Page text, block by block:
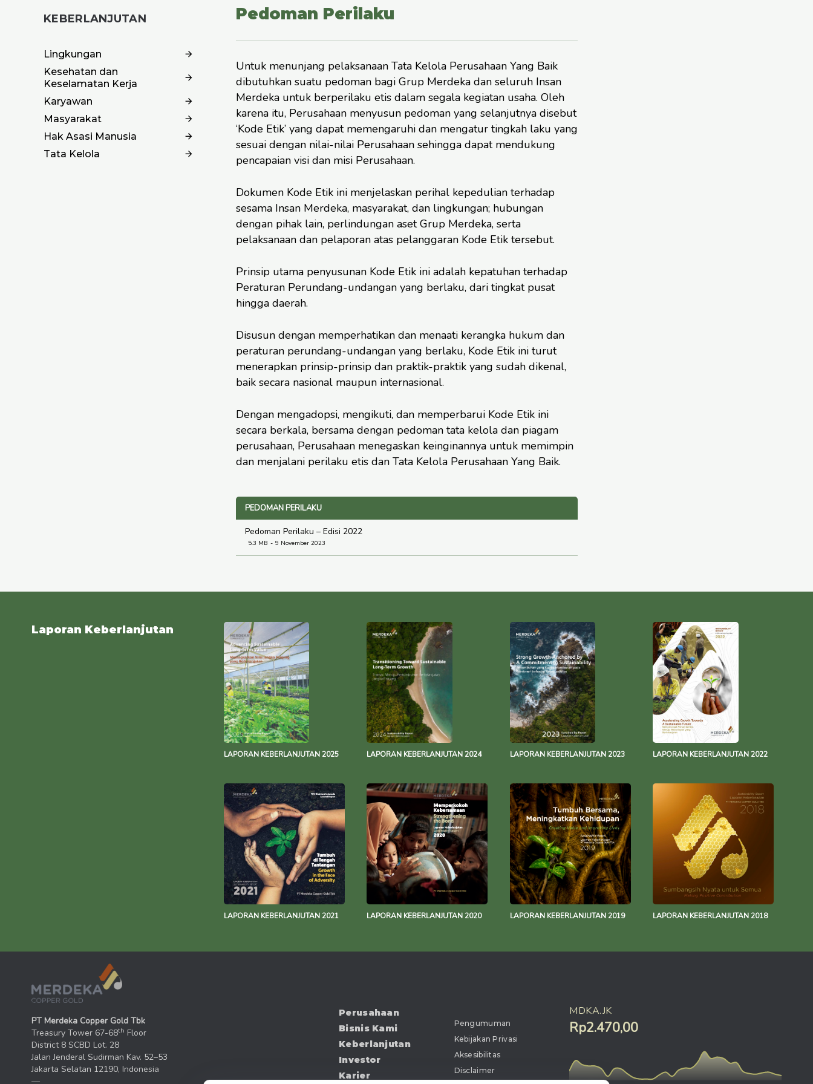
KEBERLANJUTAN
Lingkungan
Kesehatan dan
Keselamatan Kerja
Karyawan
Masyarakat
Hak Asasi Manusia
Tata Kelola
Pedoman Perilaku
Untuk menunjang pelaksanaan Tata Kelola Perusahaan Yang Baik
dibutuhkan suatu pedoman bagi Grup Merdeka dan seluruh Insan
Merdeka untuk berperilaku etis dalam segala kegiatan usaha. Oleh
karena itu, Perusahaan menyusun pedoman yang selanjutnya disebut
‘Kode Etik’ yang dapat memengaruhi dan mengatur tingkah laku yang
sesuai dengan nilai-nilai Perusahaan sehingga dapat mendukung
pencapaian visi dan misi Perusahaan.
Dokumen Kode Etik ini menjelaskan perihal kepedulian terhadap
sesama Insan Merdeka, masyarakat, dan lingkungan; hubungan
dengan pihak lain, perlindungan aset Grup Merdeka, serta
pelaksanaan dan pelaporan atas pelanggaran Kode Etik tersebut.
Prinsip utama penyusunan Kode Etik ini adalah kepatuhan terhadap
Peraturan Perundang-undangan yang berlaku, dari tingkat pusat
hingga daerah.
Disusun dengan memperhatikan dan menaati kerangka hukum dan
peraturan perundang-undangan yang berlaku, Kode Etik ini turut
menerapkan prinsip-prinsip dan praktik-praktik yang sudah dikenal,
baik secara nasional maupun internasional.
Dengan mengadopsi, mengikuti, dan memperbarui Kode Etik ini
secara berkala, bersama dengan pedoman tata kelola dan piagam
perusahaan, Perusahaan menegaskan keinginannya untuk memimpin
dan menjalani perilaku etis dan Tata Kelola Perusahaan Yang Baik.
PEDOMAN PERILAKU
Pedoman Perilaku – Edisi 2022
5.3 MB 9 November 2023
Laporan Keberlanjutan
LAPORAN KEBERLANJUTAN 2025 LAPORAN KEBERLANJUTAN 2024 LAPORAN KEBERLANJUTAN 2023 LAPORAN KEBERLANJUTAN 2022
LAPORAN KEBERLANJUTAN 2021 LAPORAN KEBERLANJUTAN 2020 LAPORAN KEBERLANJUTAN 2019 LAPORAN KEBERLANJUTAN 2018
PT Merdeka Copper Gold Tbk
Treasury Tower 67-68th Floor
District 8 SCBD Lot. 28
Jalan Jenderal Sudirman Kav. 52–53
Jakarta Selatan 12190, Indonesia
—
Perusahaan
Bisnis Kami
Keberlanjutan
Investor
Karier
Pengumuman
Kebijakan Privasi
Aksesibilitas
Disclaimer
MDKA.JK
Rp2.470,00